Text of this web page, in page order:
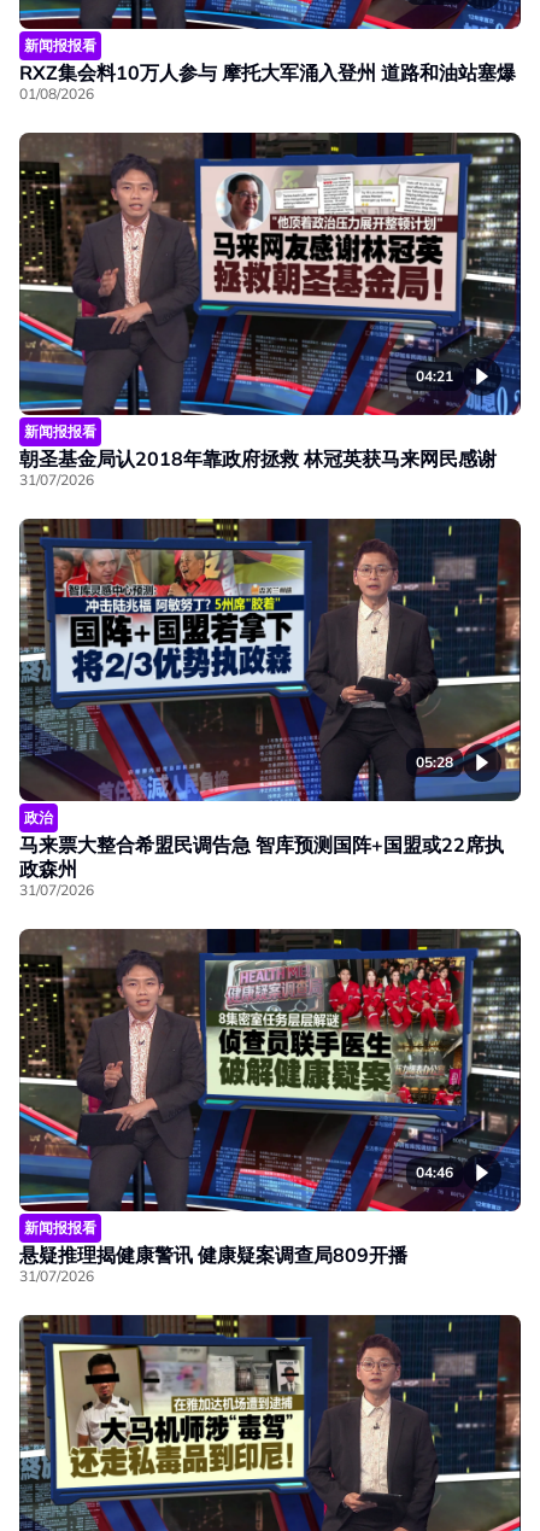
新闻报报看
RXZ集会料10万人参与 摩托大军涌入登州 道路和油站塞爆
01/08/2026
04:21
新闻报报看
朝圣基金局认2018年靠政府拯救 林冠英获马来网民感谢
31/07/2026
05:28
政治
马来票大整合希盟民调告急 智库预测国阵+国盟或22席执
政森州
31/07/2026
04:46
新闻报报看
悬疑推理揭健康警讯 健康疑案调查局809开播
31/07/2026